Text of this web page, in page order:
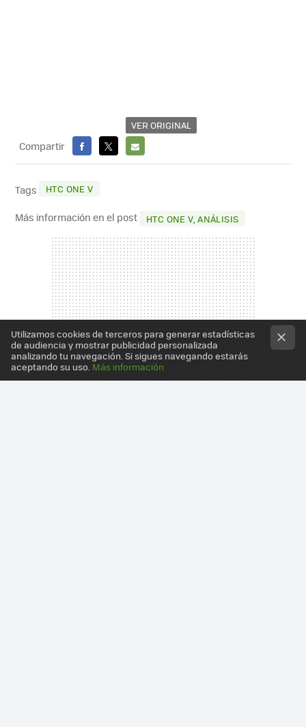
VER ORIGINAL
Compartir
FACEBOOK
X
E-
Tags HTC ONE V
Más información en el post HTC ONE V, ANÁLISIS
Utilizamos cookies de terceros para generar estadísticas
de audiencia y mostrar publicidad personalizada
analizando tu navegación. Si sigues navegando estarás
aceptando su uso. Más información